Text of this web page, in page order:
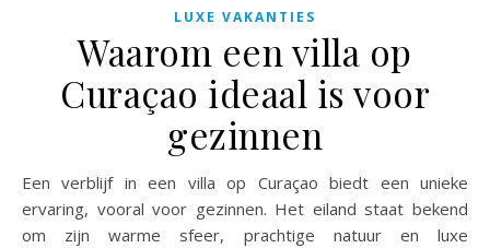
LUXE VAKANTIES
Waarom een villa op
Curaçao ideaal is voor
gezinnen
Een verblijf in een villa op Curaçao biedt een unieke
ervaring, vooral voor gezinnen. Het eiland staat bekend
om zijn warme sfeer, prachtige natuur en luxe